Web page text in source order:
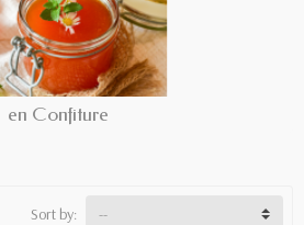
en Confiture
Sort by: